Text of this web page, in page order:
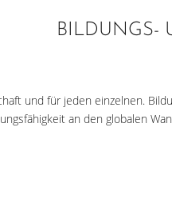
BILDUNGS-
und für jeden einzelnen.
an den globalen